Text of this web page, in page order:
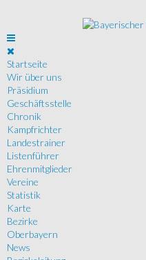
Startseite
Wir über uns
Präsidium
Geschäftsstelle
Chronik
Kampfrichter
Landestrainer
Listenführer
Ehrenmitglieder
Vereine
Statistik
Karte
Bezirke
Oberbayern
News